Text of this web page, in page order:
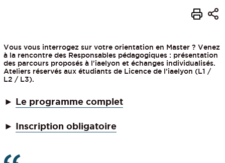
Vous vous interrogez sur votre orientation en Master ? Venez
à la rencontre des Responsables pédagogiques : présentation
des parcours proposés à l'iaelyon et échanges individualisés.
Ateliers réservés aux étudiants de Licence de l’iaelyon (L1 /
L2 / L3).
► Le programme complet
► Inscription obligatoire